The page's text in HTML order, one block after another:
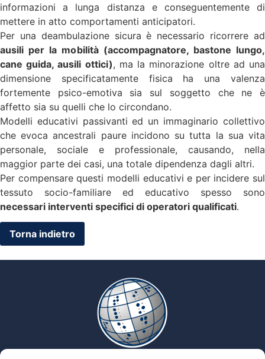
informazioni a lunga distanza e conseguentemente di
mettere in atto comportamenti anticipatori.
Per una deambulazione sicura è necessario ricorrere ad
ausili per la mobilità (accompagnatore, bastone lungo,
cane guida, ausili ottici), ma la minorazione oltre ad una
dimensione specificatamente fisica ha una valenza
fortemente psico-emotiva sia sul soggetto che ne è
affetto sia su quelli che lo circondano.
Modelli educativi passivanti ed un immaginario collettivo
che evoca ancestrali paure incidono su tutta la sua vita
personale, sociale e professionale, causando, nella
maggior parte dei casi, una totale dipendenza dagli altri.
Per compensare questi modelli educativi e per incidere sul
tessuto socio-familiare ed educativo spesso sono
necessari interventi specifici di operatori qualificati.